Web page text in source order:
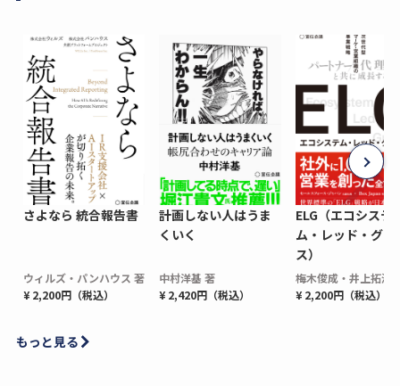
さよなら 統合報告書
ウィルズ・パンハウス 著
¥ 2,200円（税込）
計画しない人はうま
くいく
中村洋基 著
¥ 2,420円（税込）
ELG（エコシステ
ム・レッド・グロ
ス）
梅木俊成・井上拓海
¥ 2,200円（税込）
もっと見る